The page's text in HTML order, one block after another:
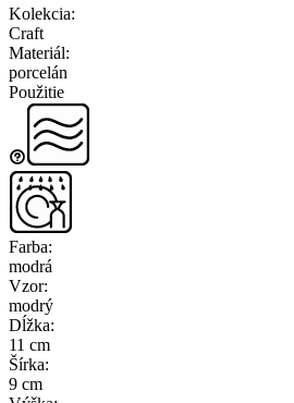
Kolekcia:
Craft
Materiál:
porcelán
Použitie
Farba:
modrá
Vzor:
modrý
Dĺžka:
11 cm
Šírka:
9 cm